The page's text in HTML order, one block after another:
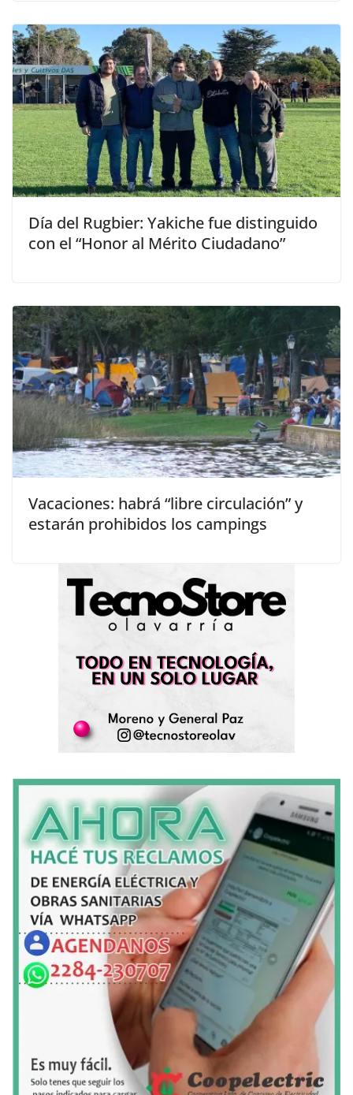
Día del Rugbier: Yakiche fue distinguido
con el “Honor al Mérito Ciudadano”
Vacaciones: habrá “libre circulación” y
estarán prohibidos los campings